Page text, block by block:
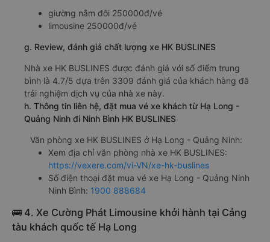
giường nằm đôi 250000đ/vé
limousine 250000đ/vé
g. Review, đánh giá chất lượng xe HK BUSLINES
Nhà xe HK BUSLINES được đánh giá với số điểm trung
bình là 4.7/5 dựa trên 3309 đánh giá của khách hàng đã
trải nghiệm dịch vụ của nhà xe này.
h. Thông tin liên hệ, đặt mua vé xe khách từ Hạ Long -
Quảng Ninh đi Ninh Bình HK BUSLINES
Văn phòng xe HK BUSLINES ở Hạ Long - Quảng Ninh:
Xem địa chỉ văn phòng nhà xe HK BUSLINES:
https://vexere.com/vi-VN/xe-hk-buslines
Số điện thoại đặt mua vé xe Hạ Long - Quảng Ninh
Ninh Bình: 1900 888684
🚌 4. Xe Cường Phát Limousine khởi hành tại Cảng
tàu khách quốc tế Hạ Long